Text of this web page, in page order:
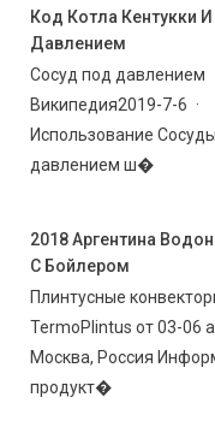
Код Котла Кентукки
Давлением
Сосуд под давлением
Википедия2019-7-6 ·
Использование
давлением ш�
2018 Аргентина
С Бойлером
Плинтусные
TermoPlintus от 03-06
Москва, Россия
продукт�